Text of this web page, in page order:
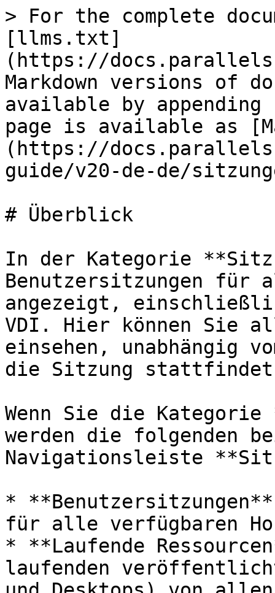
> For the complete
[llms.txt]
(https://
Markdown versions of
available by
page is available as
(https://
guide/v20-de-de/
# Überblick
In der Kategorie
Benutzersitzungen für
angezeigt,
VDI. Hier können Sie
einsehen, unabhängig
die Sitzung
Wenn Sie die
werden die folgenden
Navigationsleiste
*
für alle verfügbaren
* **Laufende
laufenden